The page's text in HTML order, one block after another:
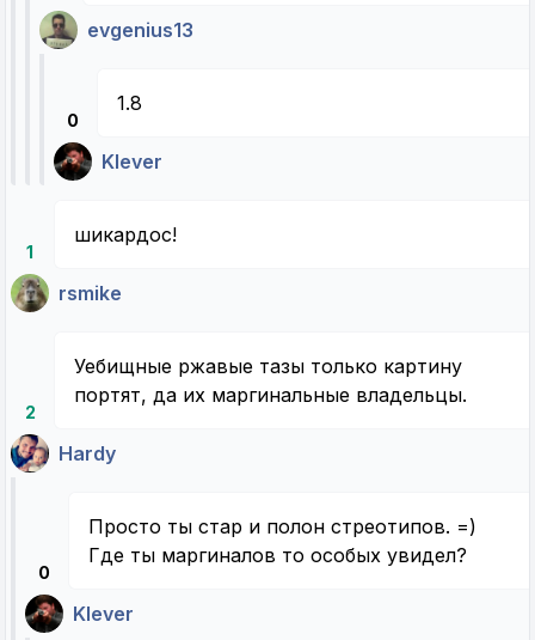
evgenius13
0
1.8
Klever
1
шикардос!
rsmike
2
Уебищные ржавые тазы только картину
портят, да их маргинальные владельцы.
Hardy
0
Просто ты стар и полон стреотипов. =)
Где ты маргиналов то особых увидел?
Klever